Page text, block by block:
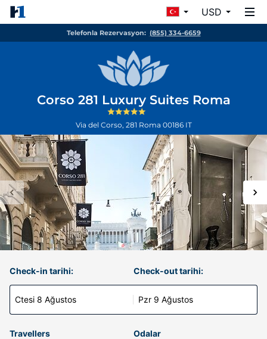
USD
Telefonla Rezervasyon: (855) 334-6659
Corso 281 Luxury Suites Roma
Via del Corso, 281 Roma 00186 IT
Check-in tarihi:
Ctesi 8 Ağustos
Check-out tarihi:
Pzr 9 Ağustos
Travellers Odalar